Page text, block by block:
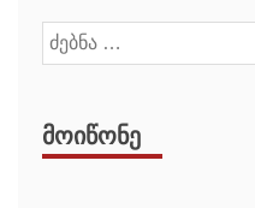
ძებნა:
ᲛᲝᲘᲬᲝᲜᲔ